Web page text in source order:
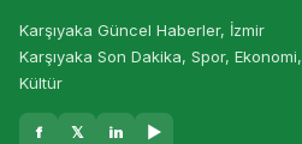
Karşıyaka Güncel Haberler, İzmir
Karşıyaka Son Dakika, Spor, Ekonomi,
Kültür
f 𝕏 in ▶